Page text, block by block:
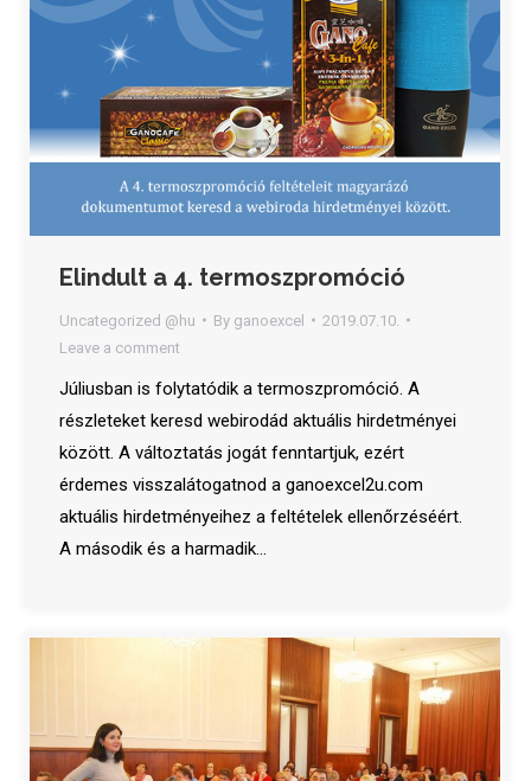
Elindult a 4. termoszpromóció
Uncategorized @hu By ganoexcel
2019.07.10.
Leave a comment
Júliusban is folytatódik a termoszpromóció. A
részleteket keresd webirodád aktuális hirdetményei
között. A változtatás jogát fenntartjuk, ezért
érdemes visszalátogatnod a ganoexcel2u.com
aktuális hirdetményeihez a feltételek ellenőrzéséért.
A második és a harmadik…